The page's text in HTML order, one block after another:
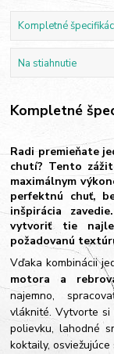
Kompletné
Na stiahnutie
Kompletné
Radi premieňate
chutí? Tento
maximálnym
perfektnú chuť,
inšpirácia
vytvoriť tie
požadovanú
Vďaka kombinácii
motora a
najemno,
vláknité. Vytvorte si
polievku, lahodné
koktaily,